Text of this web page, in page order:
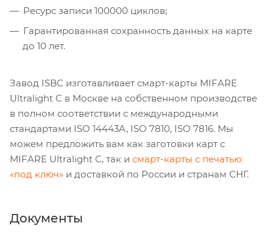
Ресурс записи 100000 циклов;
Гарантированная сохранность данных на карте
до 10 лет.
Завод ISBC изготавливает смарт-карты MIFARE
Ultralight C в Москве на собственном производстве
в полном соответствии с международными
стандартами ISO 14443A, ISO 7810, ISO 7816. Мы
можем предложить вам как заготовки карт с
MIFARE Ultralight C, так и смарт-карты с печатью
«под ключ» и доставкой по России и странам СНГ.
Документы